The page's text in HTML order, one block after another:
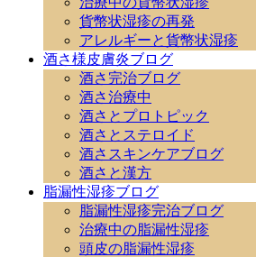
貨幣状湿疹の再発
アレルギーと貨幣状湿疹
酒さ様皮膚炎ブログ
酒さ完治ブログ
酒さ治療中
酒さとプロトピック
酒さとステロイド
酒さスキンケアブログ
酒さと漢方
脂漏性湿疹ブログ
脂漏性湿疹完治ブログ
治療中の脂漏性湿疹
頭皮の脂漏性湿疹